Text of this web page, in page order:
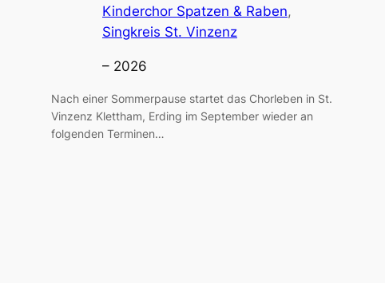
Kinderchor Spatzen & Raben
Singkreis St. Vinzenz
– 2026
Nach einer Sommerpause startet das Chorleben in St.
Vinzenz Klettham, Erding im September wieder an
folgenden Terminen…